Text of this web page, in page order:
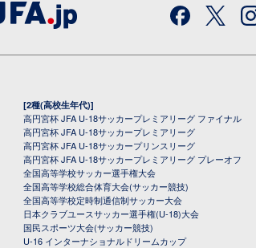
[2種(高校生年代)]
高円宮杯 JFA U-18サッカープレミアリーグ ファイナル
高円宮杯 JFA U-18サッカープレミアリーグ
高円宮杯 JFA U-18サッカープリンスリーグ
高円宮杯 JFA U-18サッカープレミアリーグ プレーオフ
全国高等学校サッカー選手権大会
全国高等学校総合体育大会(サッカー競技)
全国高等学校定時制通信制サッカー大会
日本クラブユースサッカー選手権(U-18)大会
国民スポーツ大会(サッカー競技)
U-16 インターナショナルドリームカップ